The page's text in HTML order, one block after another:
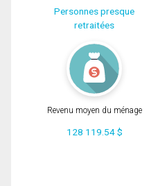
Personnes presque
retraitées
Revenu moyen du ménage
128 119.54 $